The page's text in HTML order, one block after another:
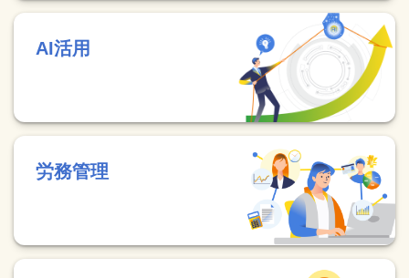
AI活用
労務管理